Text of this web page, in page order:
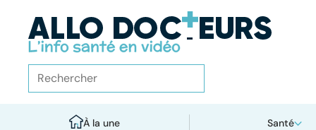
À la une Santé